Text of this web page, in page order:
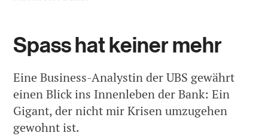
Spass hat keiner mehr
Eine Business-Analystin der UBS gewährt
einen Blick ins Innenleben der Bank: Ein
Gigant, der nicht mir Krisen umzugehen
gewohnt ist.